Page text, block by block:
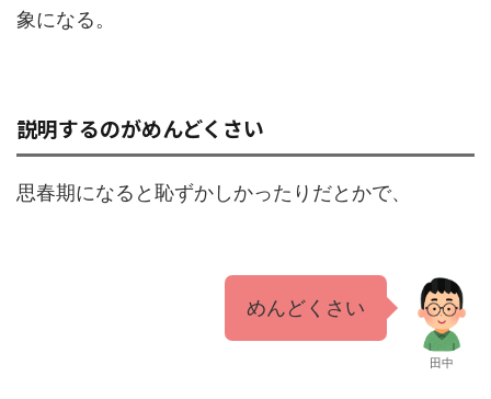
象になる。
説明するのがめんどくさい
思春期になると恥ずかしかったりだとかで、
めんどくさい
田中